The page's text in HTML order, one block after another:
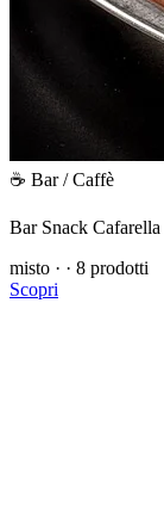
☕ Bar / Caffè
Bar Snack Cafarella
misto · · 8 prodotti
Scopri